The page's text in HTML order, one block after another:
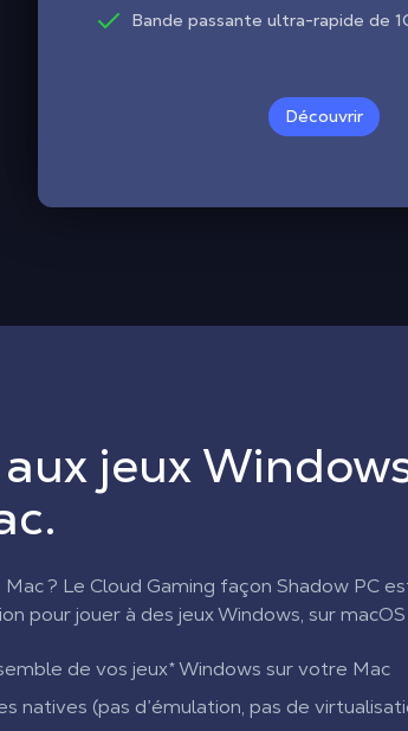
Bande passante ultra-rapide de
Découvrir
jeux
Mac ? Le Cloud Gaming façon Shadow PC
pour jouer à des jeux Windows, sur macOS
de vos jeux* Windows sur votre Mac
natives (pas d’émulation, pas de